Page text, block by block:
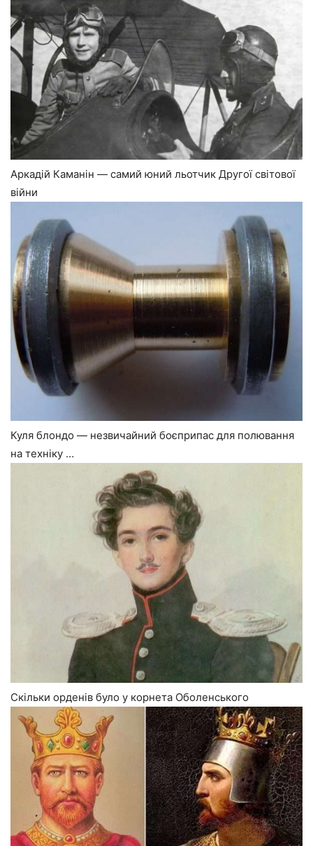
Аркадій Каманін — самий юний льотчик Другої світової
війни
Куля блондо — незвичайний боєприпас для полювання
на техніку …
Скільки орденів було у корнета Оболенського